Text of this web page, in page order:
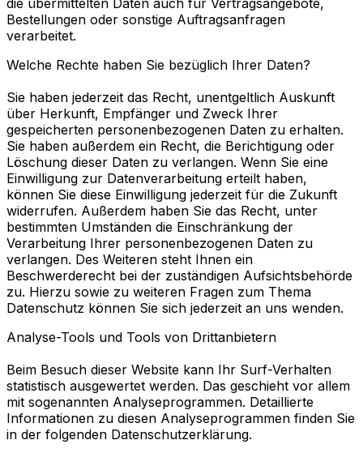
Bestellungen oder sonstige Auftragsanfragen
verarbeitet.
Welche Rechte haben Sie bezüglich Ihrer Daten?
Sie haben jederzeit das Recht, unentgeltlich Auskunft
über Herkunft, Empfänger und Zweck Ihrer
gespeicherten personenbezogenen Daten zu erhalten.
Sie haben außerdem ein Recht, die Berichtigung oder
Löschung dieser Daten zu verlangen. Wenn Sie eine
Einwilligung zur Datenverarbeitung erteilt haben,
können Sie diese Einwilligung jederzeit für die Zukunft
widerrufen. Außerdem haben Sie das Recht, unter
bestimmten Umständen die Einschränkung der
Verarbeitung Ihrer personenbezogenen Daten zu
verlangen. Des Weiteren steht Ihnen ein
Beschwerderecht bei der zuständigen Aufsichtsbehörde
zu. Hierzu sowie zu weiteren Fragen zum Thema
Datenschutz können Sie sich jederzeit an uns wenden.
Analyse-Tools und Tools von Drittanbietern
Beim Besuch dieser Website kann Ihr Surf-Verhalten
statistisch ausgewertet werden. Das geschieht vor allem
mit sogenannten Analyseprogrammen. Detaillierte
Informationen zu diesen Analyseprogrammen finden Sie
in der folgenden Datenschutzerklärung.